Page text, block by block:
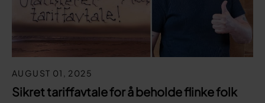
AUGUST 01, 2025
Sikret tariffavtale for å beholde flinke folk